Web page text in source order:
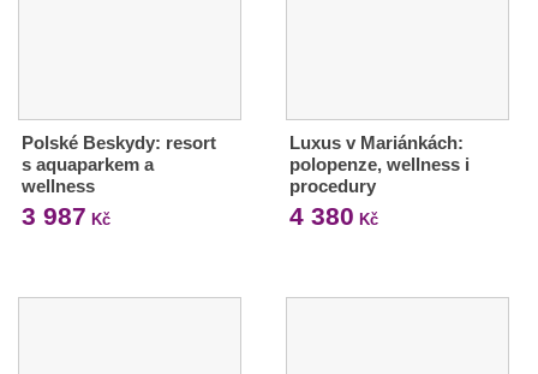
Polské Beskydy: resort
s aquaparkem a
wellness
3 987 Kč
Luxus v Mariánkách:
polopenze, wellness i
procedury
4 380 Kč